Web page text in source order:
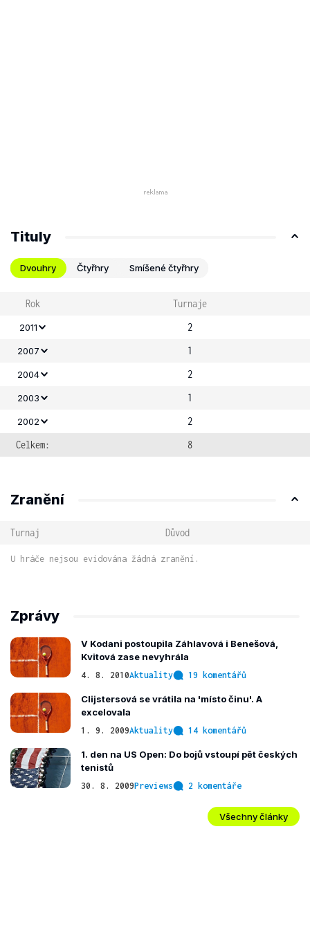
Tituly
Dvouhry Čtyřhry Smíšené čtyřhry
Rok Turnaje
2011 2
2007 1
2004 2
2003 1
2002
2
Celkem:
8
Zranění
Turnaj Důvod
U hráče nejsou evidována žádná zranění.
Zprávy
V Kodani postoupila Záhlavová i Benešová,
Kvitová zase nevyhrála
4. 8. 2010Aktuality 19 komentářů
Clijstersová se vrátila na 'místo činu'. A
excelovala
1. 9. 2009Aktuality 14 komentářů
1. den na US Open: Do bojů vstoupí pět českých
tenistů
30. 8. 2009Previews 2 komentáře
Všechny články